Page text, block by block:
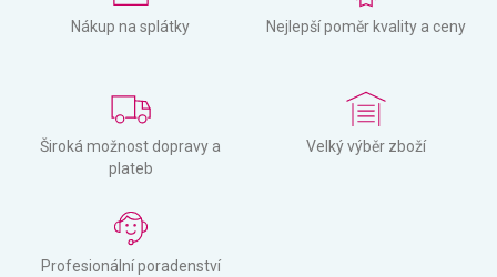
Nákup na splátky Nejlepší poměr kvality a ceny
Široká možnost dopravy a
plateb
Velký výběr zboží
Profesionální poradenství